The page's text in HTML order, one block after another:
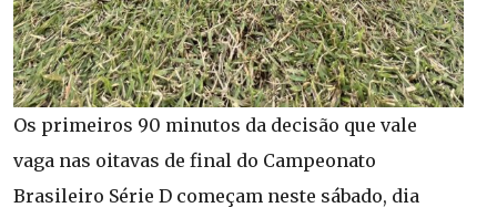
Os primeiros 90 minutos da decisão que vale
vaga nas oitavas de final do Campeonato
Brasileiro Série D começam neste sábado, dia